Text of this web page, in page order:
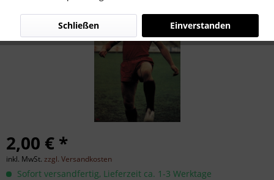
2,00 € *
inkl. MwSt. zzgl. Versandkosten
Sofort versandfertig, Lieferzeit ca. 1-3 Werktage
Einverstanden
Schließen